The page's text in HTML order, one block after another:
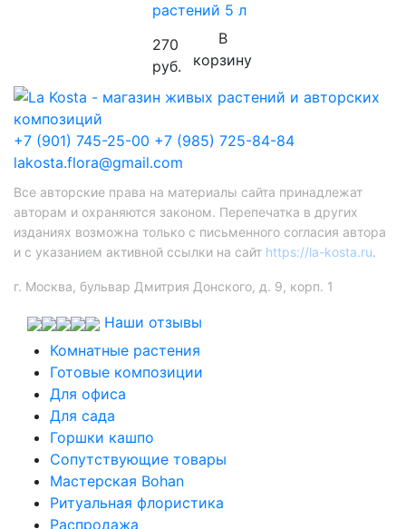
растений 5 л
270
руб.
В
корзину
+7 (901) 745-25-00 +7 (985) 725-84-84
lakosta.flora@gmail.com
Все авторские права на материалы сайта принадлежат
авторам и охраняются законом. Перепечатка в других
изданиях возможна только с письменного согласия автора
и с указанием активной ссылки на сайт https://la-kosta.ru.
г. Москва, бульвар Дмитрия Донского, д. 9, корп. 1
Наши отзывы
Комнатные растения
Готовые композиции
Для офиса
Для сада
Горшки кашпо
Сопутствующие товары
Мастерская Bohan
Ритуальная флористика
Распродажа